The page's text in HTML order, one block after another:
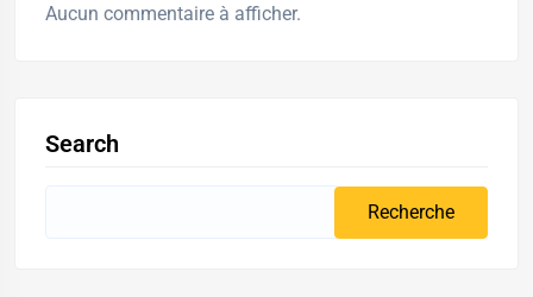
Aucun commentaire à afficher.
Search